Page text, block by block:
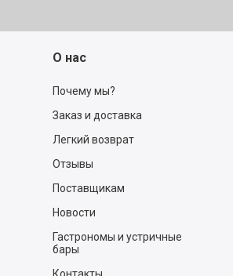
О нас
Почему мы?
Заказ и доставка
Легкий возврат
Отзывы
Поставщикам
Новости
Гастрономы и устричные
бары